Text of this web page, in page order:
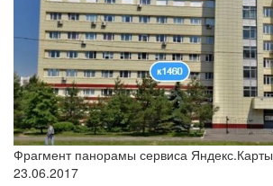
Фрагмент панорамы сервиса Яндекс.Карты
23.06.2017